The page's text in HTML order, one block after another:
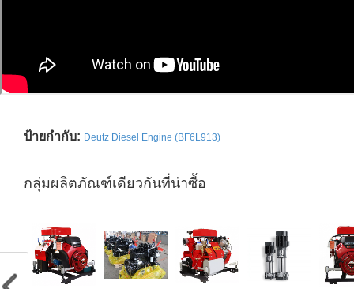
ป้ายกำกับ: Deutz Diesel Engine (BF6L913)
กลุ่มผลิตภัณฑ์เดียวกันที่น่าซื้อ